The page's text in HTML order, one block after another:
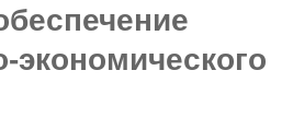
экономического